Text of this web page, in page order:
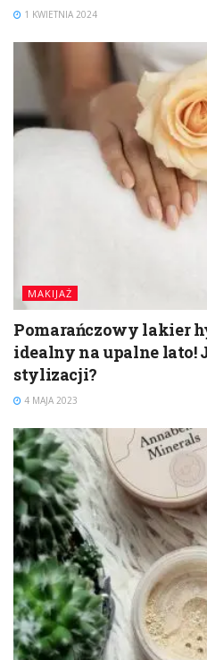
1 KWIETNIA 2024
MAKIJAŻ
Pomarańczowy lakier
idealny na upalne
stylizacji?
4 MAJA 2023